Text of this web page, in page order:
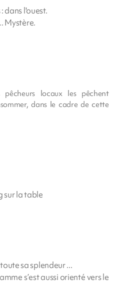
dans l'ouest.
Mystère.
locaux les pêchent
dans le cadre de cette
sur la table
sa splendeur ...
s’est aussi orienté vers le